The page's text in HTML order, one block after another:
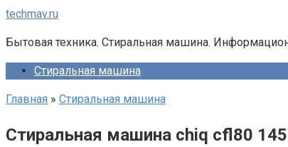
Перейти
контенту
techmav.ru
Бытовая техника. Стиральная машина.
Стиральная машина
Главная » Стиральная машина
Стиральная машина chiq cfl80